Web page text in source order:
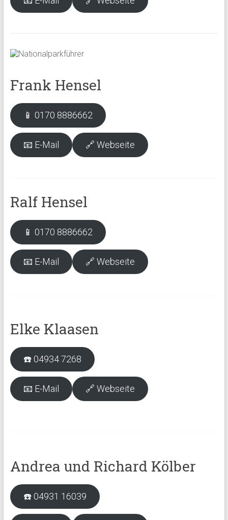
Frank Hensel
📱 0170 8886662
📧 E-Mail 🔗 Webseite
Ralf Hensel
📱 0170 8886662
📧 E-Mail 🔗 Webseite
Elke Klaasen
☎️ 04934 7268
📧 E-Mail 🔗 Webseite
Andrea und Richard Kölber
☎️ 04931 16039